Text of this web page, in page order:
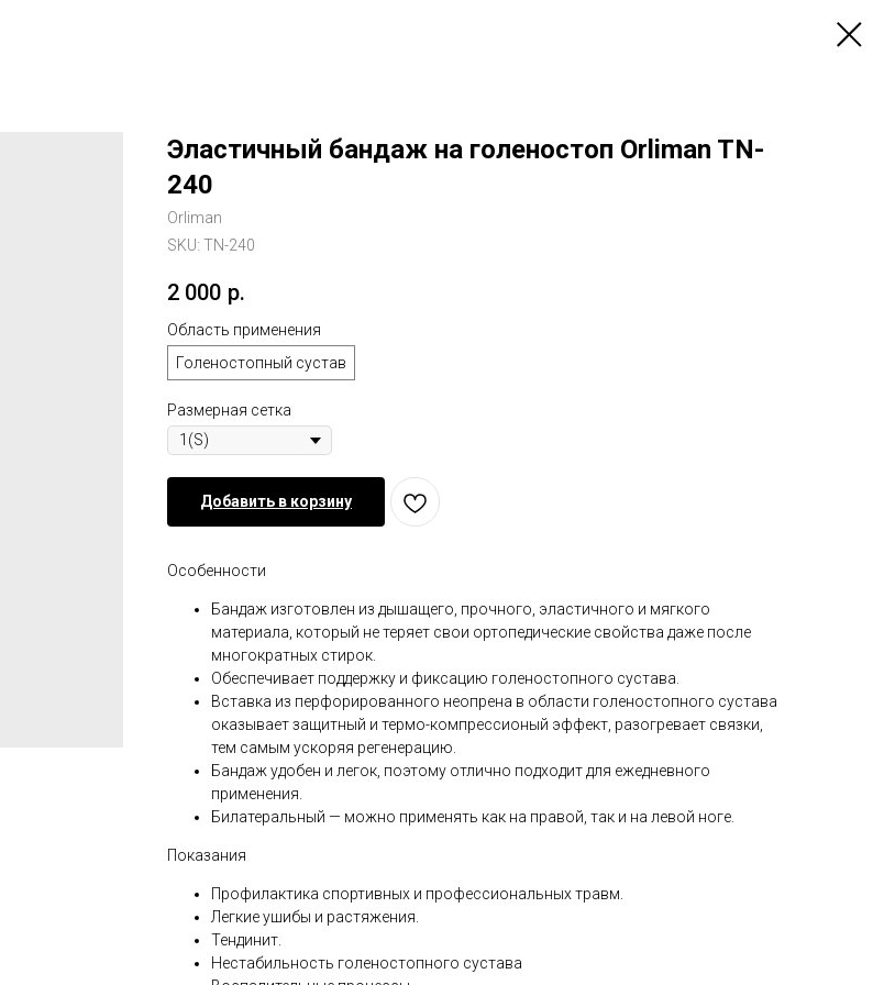
Эластичный бандаж на голеностоп Orliman TN-
240
Orliman
SKU: TN-240
2 000 р.
Область применения
Голеностопный сустав
Размерная сетка
Добавить в корзину
Особенности
Бандаж изготовлен из дышащего, прочного, эластичного и мягкого
материала, который не теряет свои ортопедические свойства даже после
многократных стирок.
Обеспечивает поддержку и фиксацию голеностопного сустава.
Вставка из перфорированного неопрена в области голеностопного сустава
оказывает защитный и термо-компрессионый эффект, разогревает связки,
тем самым ускоряя регенерацию.
Бандаж удобен и легок, поэтому отлично подходит для ежедневного
применения.
Билатеральный — можно применять как на правой, так и на левой ноге.
Показания
Профилактика спортивных и профессиональных травм.
Легкие ушибы и растяжения.
Тендинит.
Нестабильность голеностопного сустава